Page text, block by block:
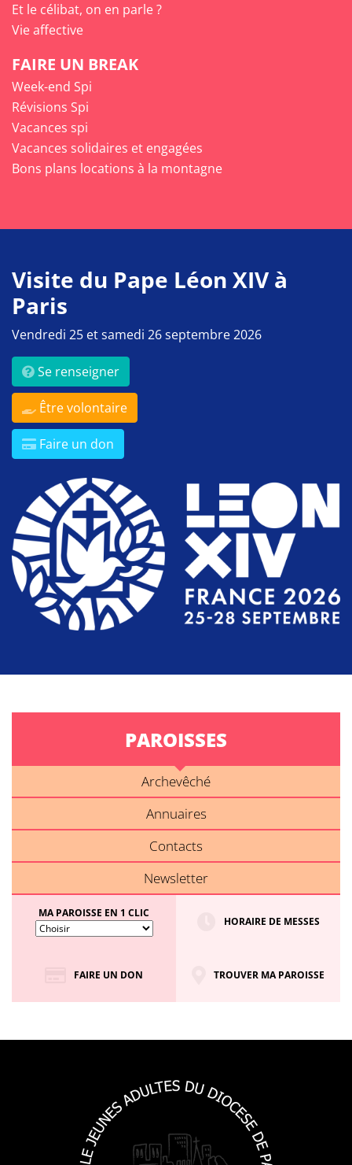
Et le célibat, on en parle ?
Vie affective
FAIRE UN BREAK
Week-end Spi
Révisions Spi
Vacances spi
Vacances solidaires et engagées
Bons plans locations à la montagne
Visite du Pape Léon XIV à
Paris
Vendredi 25 et samedi 26 septembre 2026
Se renseigner
Être volontaire
Faire un don
PAROISSES
Archevêché
Annuaires
Contacts
Newsletter
MA PAROISSE EN 1 CLIC
HORAIRE DE MESSES
FAIRE UN DON TROUVER MA PAROISSE